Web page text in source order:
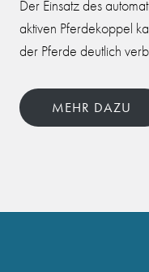
Der Einsatz des
aktiven Pferdekoppel
der Pferde deutlich
MEHR DAZU